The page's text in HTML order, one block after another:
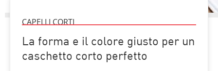
CAPELLI CORTI
La forma e il colore giusto per un
caschetto corto perfetto